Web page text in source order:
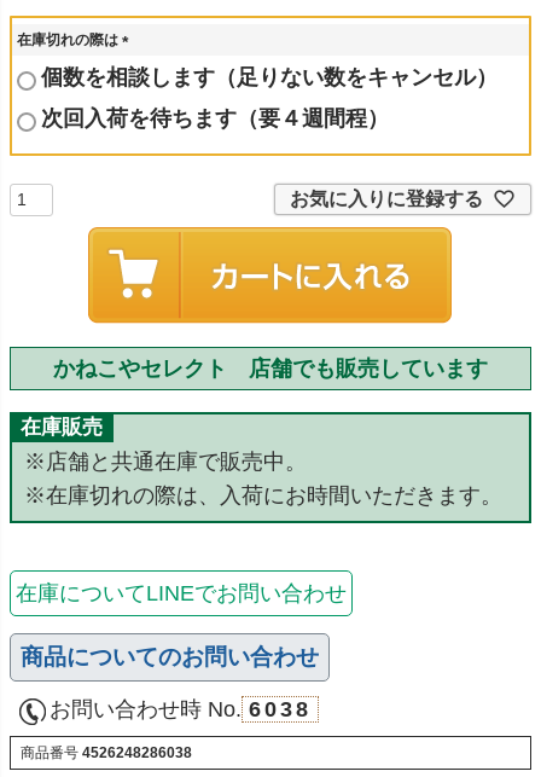
在庫切れの際は
(
必
須
)
個数を相談します（足りない数をキャンセル）
次回入荷を待ちます（要４週間程）
お気に入りに登録する
かねこやセレクト 店舗でも販売しています
在庫販売
※店舗と共通在庫で販売中。
※在庫切れの際は、入荷にお時間いただきます。
在庫についてLINEでお問い合わせ
商品についてのお問い合わせ
お問い合わせ時 No. 6038
商品番号 4526248286038